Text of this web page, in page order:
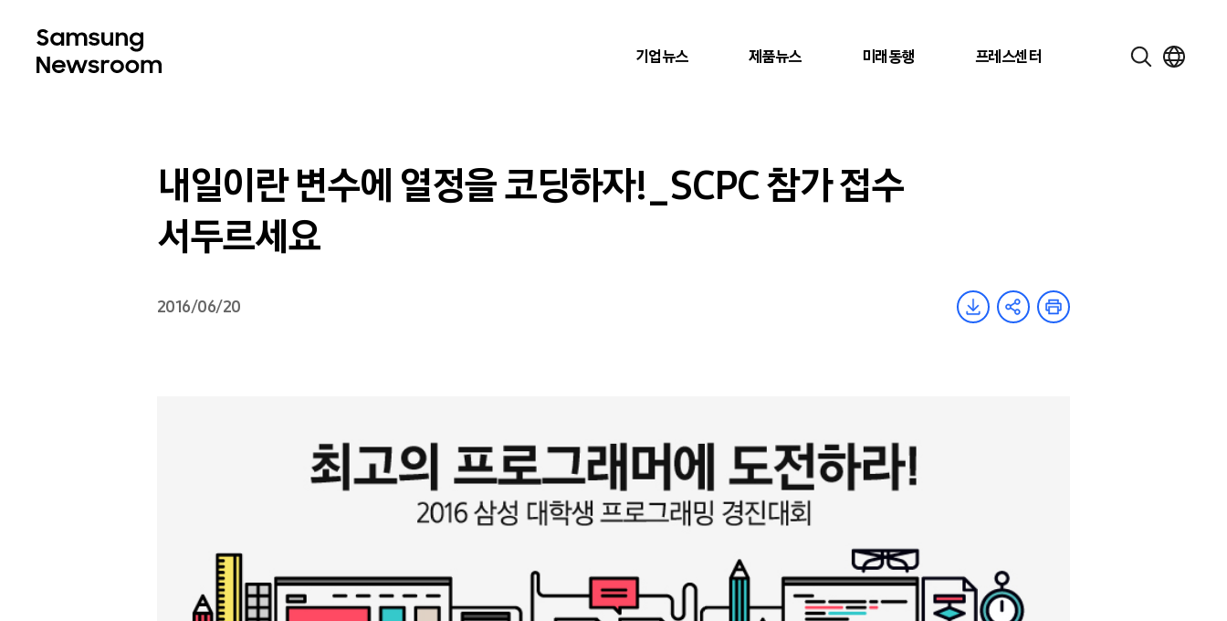
기업뉴스 제품뉴스 미래동행 프레스센터
내일이란 변수에 열정을 코딩하자!_SCPC 참가 접수
서두르세요
2016/06/20